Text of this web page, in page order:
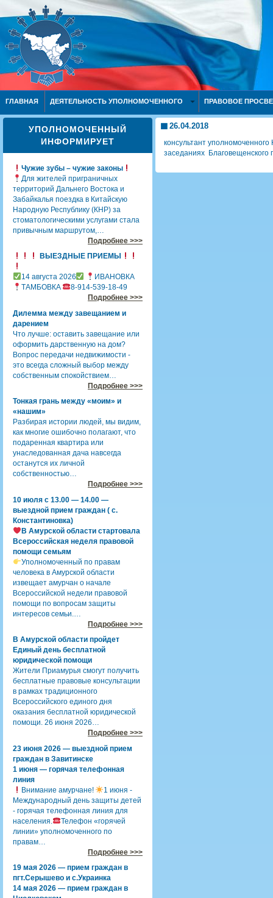
ГЛАВНАЯ ДЕЯТЕЛЬНОСТЬ УПОЛНОМОЧЕННОГО ПРАВОВОЕ
УПОЛНОМОЧЕННЫЙ
ИНФОРМИРУЕТ
Чужие зубы – чужие законы
Для жителей приграничных
территорий Дальнего Востока и
Забайкалья поездка в Китайскую
Народную Республику (КНР) за
стоматологическими услугами стала
привычным маршрутом,…
Подробнее >>>
ВЫЕЗДНЫЕ ПРИЕМЫ
14 августа 2026
ИВАНОВКА
ТАМБОВКА
8-914-539-18-49
Подробнее >>>
Дилемма между завещанием и
дарением
Что лучше: оставить завещание или
оформить дарственную на дом?
Вопрос передачи недвижимости -
это всегда сложный выбор между
собственным спокойствием…
Подробнее >>>
Тонкая грань между «моим» и
«нашим»
Разбирая истории людей, мы видим,
как многие ошибочно полагают, что
подаренная квартира или
унаследованная дача навсегда
останутся их личной
собственностью…
Подробнее >>>
10 июля с 13.00 — 14.00 —
выездной прием граждан ( с.
Константиновка)
В Амурской области стартовала
Всероссийская неделя правовой
помощи семьям
Уполномоченный по правам
человека в Амурской области
извещает амурчан о начале
Всероссийской недели правовой
помощи по вопросам защиты
интересов семьи.…
Подробнее >>>
В Амурской области пройдет
Единый день бесплатной
юридической помощи
Жители Приамурья смогут получить
бесплатные правовые консультации
в рамках традиционного
Всероссийского единого дня
оказания бесплатной юридической
помощи. 26 июня 2026…
Подробнее >>>
23 июня 2026 — выездной прием
граждан в Завитинске
1 июня — горячая телефонная
линия
Внимание амурчане!
1 июня -
Международный день защиты детей
- горячая телефонная линия для
населения.
Телефон «горячей
линии» уполномоченного по
правам…
Подробнее >>>
19 мая 2026 — прием граждан в
пгт.Серышево и с.Украинка
14 мая 2026 — прием граждан в
26.04.2018
консультант
заседаниях Благовещенского